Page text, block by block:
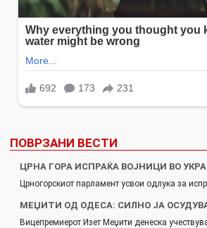
ПОВРЗАНИ ВЕСТИ
ЦРНА ГОРА ИСПРАЌА ВОЈНИЦИ ВО
Црногорскиот парламент усвои одлука за
МЕЏИТИ ОД ОДЕСА: СИЛНО ЈА
Вицепремиерот Изет Меџити денеска